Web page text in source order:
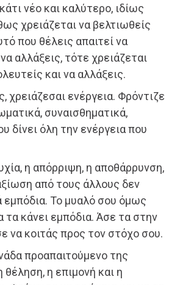
νέο και καλύτερο, ιδίως
χρειάζεται να βελτιωθείς
που θέλεις απαιτεί να
αλλάξεις, τότε χρειάζεται
και να αλλάξεις.
χρειάζεσαι ενέργεια. Φρόντιζε
συναισθηματικά,
δίνει όλη την ενέργεια που
η απόρριψη, η αποθάρρυνση,
από τους άλλους δεν
εμπόδια. Το μυαλό σου όμως
τα κάνει εμπόδια. Άσε τα στην
να κοιτάς προς τον στόχο σου.
προαπαιτούμενο της
θέληση, η επιμονή και η